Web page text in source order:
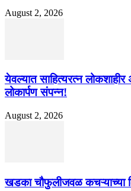
August 2, 2026
येवल्यात साहित्यरत्न
लोकार्पण संपन्न!
August 2, 2026
खडका चौफुलीजवळ कचऱ्याच्या